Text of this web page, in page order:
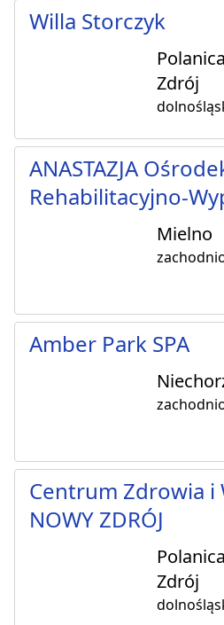
Willa Storczyk
Zdrój
ANASTAZJA
Rehabilitacyjno-
Mielno
Amber Park SPA
Centrum Zdrowia i
NOWY ZDRÓJ
Zdrój